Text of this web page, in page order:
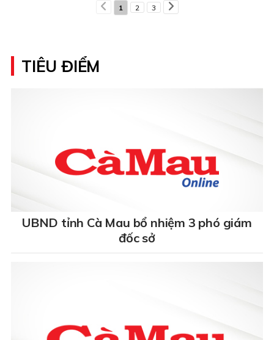
1 2 3
TIÊU ĐIỂM
UBND tỉnh Cà Mau bổ nhiệm 3 phó giám
đốc sở